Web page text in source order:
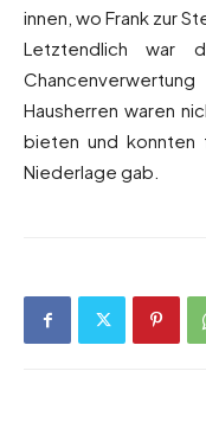
innen, wo Frank zur
Letztendlich war
Hausherren waren
bieten und konnten
Niederlage gab.